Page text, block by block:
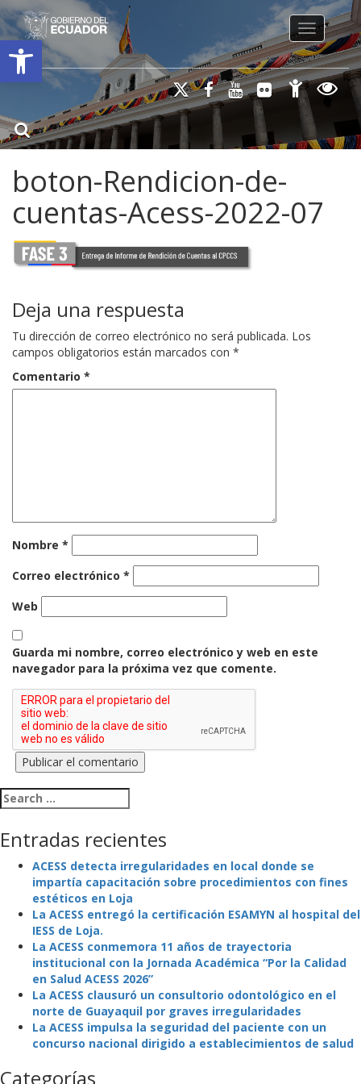
Open toolbar
Toggle
boton-Rendicion-de-
cuentas-Acess-2022-07
Deja una respuesta
Tu dirección de correo electrónico no será publicada. Los
campos obligatorios están marcados con *
Comentario *
Nombre *
Correo electrónico *
Web
Guarda mi nombre, correo electrónico y web en este
navegador para la próxima vez que comente.
Search for:
Entradas recientes
ACESS detecta irregularidades en local donde se
impartía capacitación sobre procedimientos con fines
estéticos en Loja
La ACESS entregó la certificación ESAMYN al hospital del
IESS de Loja.
La ACESS conmemora 11 años de trayectoria
institucional con la Jornada Académica “Por la Calidad
en Salud ACESS 2026”
La ACESS clausuró un consultorio odontológico en el
norte de Guayaquil por graves irregularidades
La ACESS impulsa la seguridad del paciente con un
concurso nacional dirigido a establecimientos de salud
Categorías